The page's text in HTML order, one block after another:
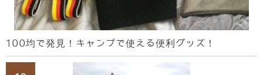
100均で発見！キャンプで使える便利グッズ！